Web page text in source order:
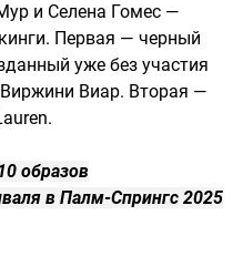
и Селена Гомес —
Первая — черный
уже без участия
Виар. Вторая —
образов
в Палм-Спрингс 2025